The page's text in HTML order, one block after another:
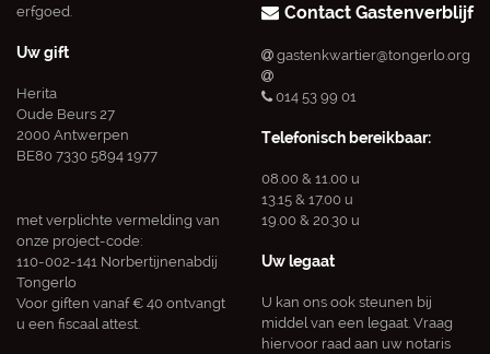
erfgoed.
Uw gift
Herita
Oude Beurs 27
2000 Antwerpen
BE80 7330 5894 1977
met verplichte vermelding van
onze project-code:
110-002-141 Norbertijnenabdij
Tongerlo
Voor giften vanaf € 40 ontvangt
u een fiscaal attest.
Contact Gastenverblijf
gastenkwartier@tongerlo.org
014 53 99 01
Telefonisch bereikbaar:
08.00 & 11.00 u
13.15 & 17.00 u
19.00 & 20.30 u
Uw legaat
U kan ons ook steunen bij
middel van een legaat. Vraag
hiervoor raad aan uw notaris